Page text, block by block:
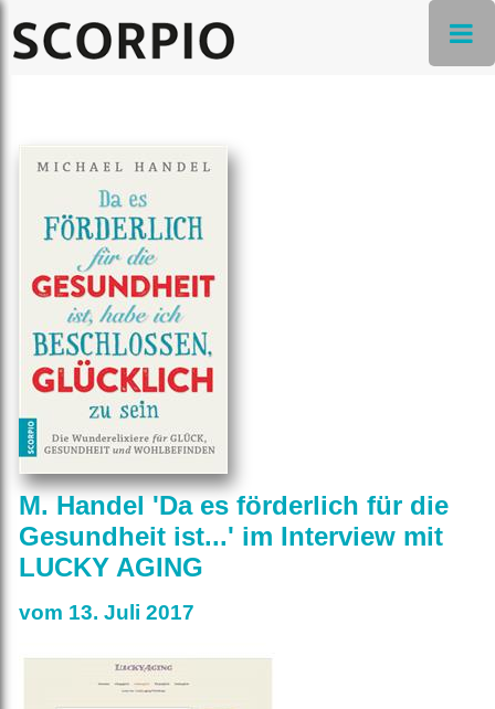
M. Handel 'Da es förderlich für die
Gesundheit ist...' im Interview mit
LUCKY AGING
vom 13. Juli 2017